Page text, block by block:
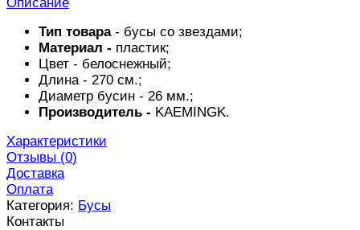
Тип товара - бусы со звездами;
Материал - пластик;
Цвет - белоснежный;
Длина - 270 см.;
Диаметр бусин - 26 мм.;
Производитель - KAEMINGK.
Характеристики
Отзывы (0)
Доставка
Оплата
Категория: Бусы
Контакты